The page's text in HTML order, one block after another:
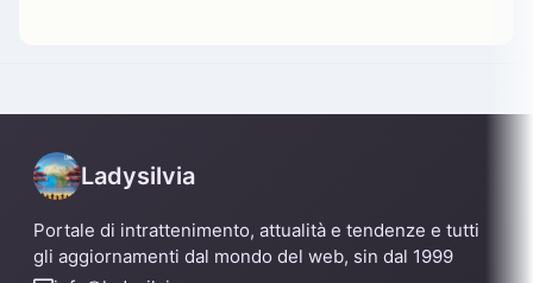
Ladysilvia
Portale di intrattenimento, attualità e tendenze e tutti
gli aggiornamenti dal mondo del web, sin dal 1999